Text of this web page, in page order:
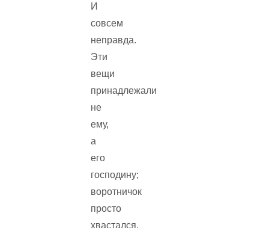
И
совсем
неправда.
Эти
вещи
принадлежали
не
ему,
а
его
господину;
воротничок
просто
хвастался.